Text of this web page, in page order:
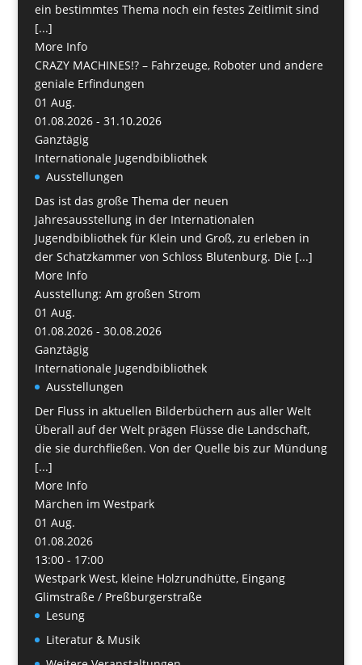
ein bestimmtes Thema noch ein festes Zeitlimit sind
[...]
More Info
CRAZY MACHINES!? – Fahrzeuge, Roboter und andere
geniale Erfindungen
01 Aug.
01.08.2026 - 31.10.2026
Ganztägig
Internationale Jugendbibliothek
Ausstellungen
Das ist das große Thema der neuen
Jahresausstellung in der Internationalen
Jugendbibliothek für Klein und Groß, zu erleben in
der Schatzkammer von Schloss Blutenburg. Die [...]
More Info
Ausstellung: Am großen Strom
01 Aug.
01.08.2026 - 30.08.2026
Ganztägig
Internationale Jugendbibliothek
Ausstellungen
Der Fluss in aktuellen Bilderbüchern aus aller Welt
Überall auf der Welt prägen Flüsse die Landschaft,
die sie durchfließen. Von der Quelle bis zur Mündung
[...]
More Info
Märchen im Westpark
01 Aug.
01.08.2026
13:00 - 17:00
Westpark West, kleine Holzrundhütte, Eingang
Glimstraße / Preßburgerstraße
Lesung
Literatur & Musik